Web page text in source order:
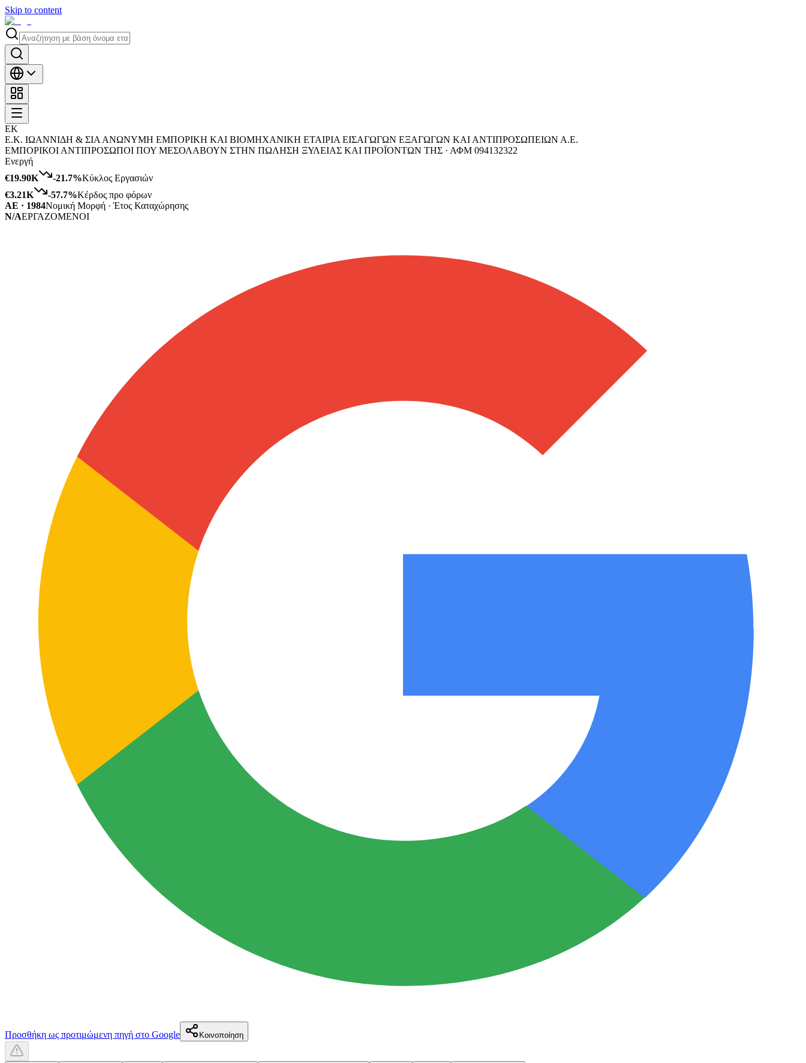
Skip to content
ΕΚ
Ε.Κ. ΙΩΑΝΝΙΔΗ & ΣΙΑ ΑΝΩΝΥΜΗ ΕΜΠΟΡΙΚΗ ΚΑΙ ΒΙΟΜΗΧΑΝΙΚΗ ΕΤΑΙΡΙΑ ΕΙΣΑΓΩΓΩΝ ΕΞΑΓΩΓΩΝ ΚΑΙ ΑΝΤΙΠΡΟΣΩΠΕΙΩΝ Α.Ε.
ΕΜΠΟΡΙΚΟΙ ΑΝΤΙΠΡΟΣΩΠΟΙ ΠΟΥ ΜΕΣΟΛΑΒΟΥΝ ΣΤΗΝ ΠΩΛΗΣΗ ΞΥΛΕΙΑΣ ΚΑΙ ΠΡΟΪΟΝΤΩΝ ΤΗΣ · ΑΦΜ 094132322
Ενεργή
€19.90K
-21.7%Κύκλος Εργασιών
€3.21K
-57.7%Κέρδος προ φόρων
ΑΕ · 1984Νομική Μορφή · Έτος Καταχώρησης
N/AΕΡΓΑΖΟΜΕΝΟΙ
Προσθήκη ως προτιμώμενη πηγή στο Google Κοινοποίηση